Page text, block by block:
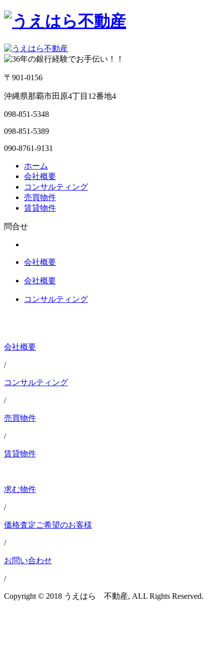
〒901-0156
沖縄県那覇市田原4丁目12番地4
098-851-5348
098-851-5389
090-8761-9131
ホーム
会社概要
コンサルティング
売買物件
賃貸物件
問合せ
会社概要
会社概要
コンサルティング
会社概要
/
コンサルティング
/
売買物件
/
賃貸物件
求む物件
/
価格査定ご希望のお客様
/
お問い合わせ
/
Copyright © 2018 うえはら 不動産, ALL Rights Reserved.